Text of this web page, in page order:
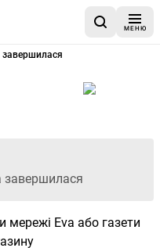
МЕНЮ
Eva -
завершилася
завершилася
мережі Eva або газети